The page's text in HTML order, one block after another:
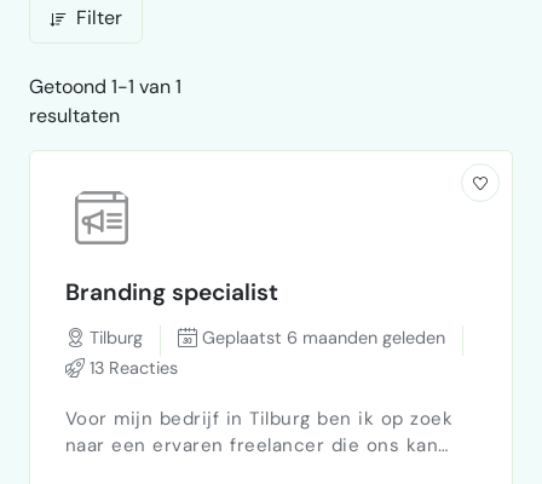
Filter
Getoond 1-1 van 1
resultaten
Branding specialist
Tilburg
Geplaatst 6 maanden geleden
13 Reacties
Voor mijn bedrijf in Tilburg ben ik op zoek
naar een ervaren freelancer die ons kan